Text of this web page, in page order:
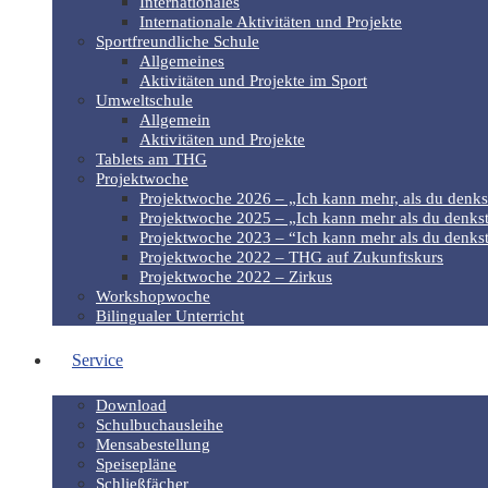
Internationale Aktivitäten und Projekte
Sportfreundliche Schule
Allgemeines
Aktivitäten und Projekte im Sport
Umweltschule
Allgemein
Aktivitäten und Projekte
Tablets am THG
Projektwoche
Projektwoche 2026 – „Ich kann mehr, als du
Projektwoche 2025 – „Ich kann mehr als du
Projektwoche 2023 – “Ich kann mehr als du
Projektwoche 2022 – THG auf Zukunftskurs
Projektwoche 2022 – Zirkus
Workshopwoche
Bilingualer Unterricht
Service
Download
Schulbuchausleihe
Mensabestellung
Speisepläne
Schließfächer